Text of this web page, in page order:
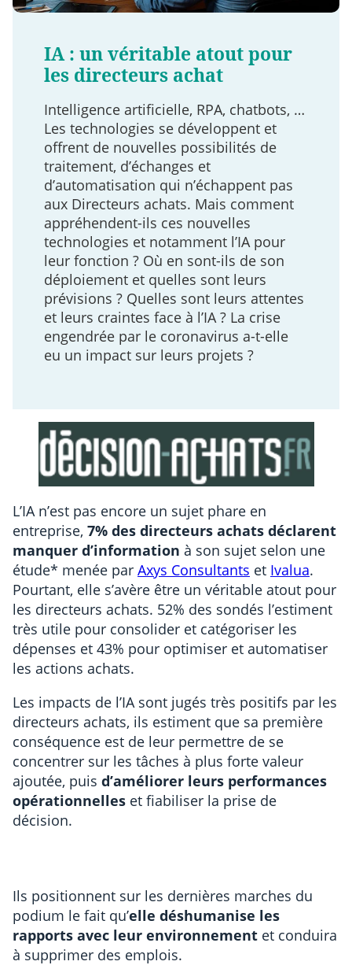
IA : un véritable atout pour
les directeurs achat
Intelligence artificielle, RPA, chatbots, …
Les technologies se développent et
offrent de nouvelles possibilités de
traitement, d’échanges et
d’automatisation qui n’échappent pas
aux Directeurs achats. Mais comment
appréhendent-ils ces nouvelles
technologies et notamment l’IA pour
leur fonction ? Où en sont-ils de son
déploiement et quelles sont leurs
prévisions ? Quelles sont leurs attentes
et leurs craintes face à l’IA ? La crise
engendrée par le coronavirus a-t-elle
eu un impact sur leurs projets ?
L’IA n’est pas encore un sujet phare en
entreprise, 7% des directeurs achats déclarent
manquer d’information à son sujet selon une
étude* menée par Axys Consultants et Ivalua.
Pourtant, elle s’avère être un véritable atout pour
les directeurs achats. 52% des sondés l’estiment
très utile pour consolider et catégoriser les
dépenses et 43% pour optimiser et automatiser
les actions achats.
Les impacts de l’IA sont jugés très positifs par les
directeurs achats, ils estiment que sa première
conséquence est de leur permettre de se
concentrer sur les tâches à plus forte valeur
ajoutée, puis d’améliorer leurs performances
opérationnelles et fiabiliser la prise de
décision.
Ils positionnent sur les dernières marches du
podium le fait qu’elle déshumanise les
rapports avec leur environnement et conduira
à supprimer des emplois.